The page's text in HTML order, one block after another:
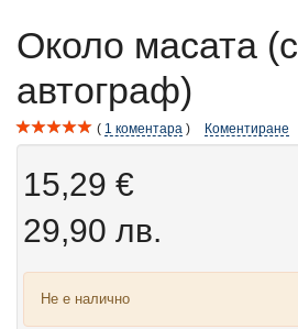
Около масата (с
автограф)
1 коментара Коментиране
15,29 €
29,90 лв.
Не е налично